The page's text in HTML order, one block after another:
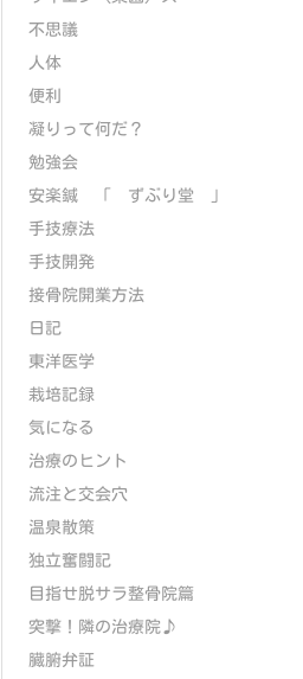
不思議
人体
便利
凝りって何だ？
勉強会
安楽鍼 「 ずぶり堂 」
手技療法
手技開発
接骨院開業方法
日記
東洋医学
栽培記録
気になる
治療のヒント
流注と交会穴
温泉散策
独立奮闘記
目指せ脱サラ整骨院篇
突撃！隣の治療院♪
臓腑弁証